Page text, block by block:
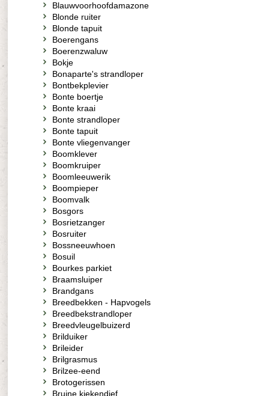
Blauwvoorhoofdamazone
Blonde ruiter
Blonde tapuit
Boerengans
Boerenzwaluw
Bokje
Bonaparte's strandloper
Bontbekplevier
Bonte boertje
Bonte kraai
Bonte strandloper
Bonte tapuit
Bonte vliegenvanger
Boomklever
Boomkruiper
Boomleeuwerik
Boompieper
Boomvalk
Bosgors
Bosrietzanger
Bosruiter
Bossneeuwhoen
Bosuil
Bourkes parkiet
Braamsluiper
Brandgans
Breedbekken - Hapvogels
Breedbekstrandloper
Breedvleugelbuizerd
Brilduiker
Brileider
Brilgrasmus
Brilzee-eend
Brotogerissen
Bruine kiekendief